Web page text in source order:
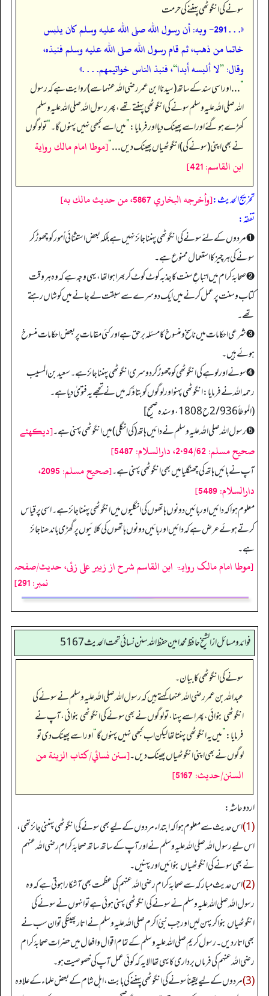
سونے کی انگوٹھی پہننے کی حرمت
«. . . 291- وبه: أن رسول الله صلى الله عليه وسلم كان يلبس
خاتما من ذهب، ثم قام رسول الله صلى الله عليه وسلم فنبذه،
وقال:”لا ألبسه أبدا“، فنبذ الناس خواتيمهم. . . .»
”. . . اور اسی سند کے ساتھ (سیدنا ابن عمر رضی اللہ عنہما سے) روایت ہے کہ رسول
اللہ صلی اللہ علیہ وسلم سونے کی انگوٹھی پہنتے تھے، پھر رسول اللہ صلی اللہ علیہ وسلم
کھڑے ہو گئے اور اسے پھینک دیا اور فرمایا:”میں اسے کبھی نہیں پہنوں گا۔“تو لوگوں
نے بھی اپنی (سونے کی) انگوٹھیاں پھینک دیں . . .“[موطا امام مالك رواية
ابن القاسم: 421]
تخریج الحدیث:[وأخرجه البخاري 5867، من حديث مالك به]
تفقه:
➊ مردوں کے لئے سونے کی انگوٹھی پہننا جائز نہیں ہے بلکہ بعض استثنائی اُمور کو چھوڑ کر
سونے کی ہر چیز کا استعمال ممنوع ہے۔
➋ صحابۂ کرام میں اتباعِ سنت کا جذبہ کوٹ کوٹ کر بھرا ہوا تھا، یہی وجہ ہے کہ وہ ہر وقت
کتاب وسنت پر عمل کرنے میں ایک دوسرے سے سبقت لے جانے میں کوشاں رہتے
تھے۔
➌ شرعی احکامات میں ناسخ ومنسوخ کا مسئلہ برحق ہے اور کئی مقامات پر بعض احکامات منسوخ
ہوئے ہیں۔
➍ سونے اور لوہے کی انگوٹھی کو چھوڑ کر دوسری انگوٹھی پہننا جائز ہے۔ سعید بن المسیب
رحمہ اللہ نے فرمایا: انگوٹھی پہنو اور لوگوں کو بتاؤ کہ میں نے تجھے یہ فتویٰ دیا ہے۔
(الموطأ 2/936 ح1808، وسنده صحيح]
➎ رسول الله صلی اللہ علیہ وسلم نے دائیں ہاتھ (کی انگلی) میں انگوٹھی پہنی ہے۔[ديكهئے
صحيح مسلم: 2٠94/62، دارالسلام: 5487]
آپ نے بائیں ہاتھ کی چھنگلیا میں بھی انگوٹھی پہنی ہے۔
[صحيح مسلم: 2095،
دارالسلام: 5489]
معلوم ہوا کہ دائیں اور بائیں دونوں ہاتھوں کی انگلیوں میں انگوٹھی پہننا جائز ہے۔ اسی پر قیاس
کرتے ہوئے عرض ہے کہ دائیں اور بائیں دونوں ہاتھوں کی کلائیوں پر گھڑی باندھنا جائز
ہے۔
[موطا امام مالک روایۃ ابن القاسم شرح از زبیر علی زئی، حدیث/صفحہ
نمبر: 291]
فوائد ومسائل از الشيخ حافظ محمد امين حفظ الله سنن نسائي تحت الحديث5167
سونے کی انگوٹھی کا بیان۔
عبداللہ بن عمر رضی اللہ عنہما کہتے ہیں کہ رسول اللہ صلی اللہ علیہ وسلم نے سونے کی
انگوٹھی بنوائی، پھر اسے پہنا، تو لوگوں نے بھی سونے کی انگوٹھی بنوائی، آپ نے
فرمایا:”میں یہ انگوٹھی پہنتا تھا لیکن اب کبھی نہیں پہنوں گا“اور اسے پھینک دی تو
لوگوں نے بھی اپنی انگوٹھیاں پھینک دیں۔[سنن نسائي/كتاب الزينة من
السنن/حدیث: 5167]
اردو حاشہ:
(1) اس حدیث سے معلوم ہوا کہ ابتداء مردوں کے لیے بھی سونے کی انگوٹھی پہننی جائز تھی،
اس لیے رسول اللہ صلی اللہ علیہ وسلم نے اور آپ کے ساتھ ساتھ صحابۂ کرام رضی اللہ عنہم
نے بھی سونے کی انگوٹھیاں بنوائیں اور پہنیں۔
(2) اس حدیث مبارکہ سے صحابۂ کرام رضی اللہ عنہم کی عظمت بھی آشکارا ہوتی ہے کہ وہ
رسول اللہ صلی اللہ علیہ وسلم نے سونے کی انگوٹھی پہنی ہوئی ہے تو انہوں نے سونے کی
انگوٹھیاں بنوا کر پہن لیں اور جب نبئ اکرم صلی اللہ علیہ وسلم نے اتار پھینکی تو ان سب نے
بھی اتار دیں۔ رسول کریم صلی اللہ علیہ وسلم کے تمام اقوال و افعال میں حضرات صحابۂ کرام
رضی اللہ عنہم کی فرماں برداری کا یہی تھا الا یہ کہ کوئی عمل آپ کی خصوصیت ہو۔
(3) مردوں کے لیے یقیناً سونے کی انگوٹھی پہننے کی بابت، اہل شام کے بعض علماء کے علاوہ